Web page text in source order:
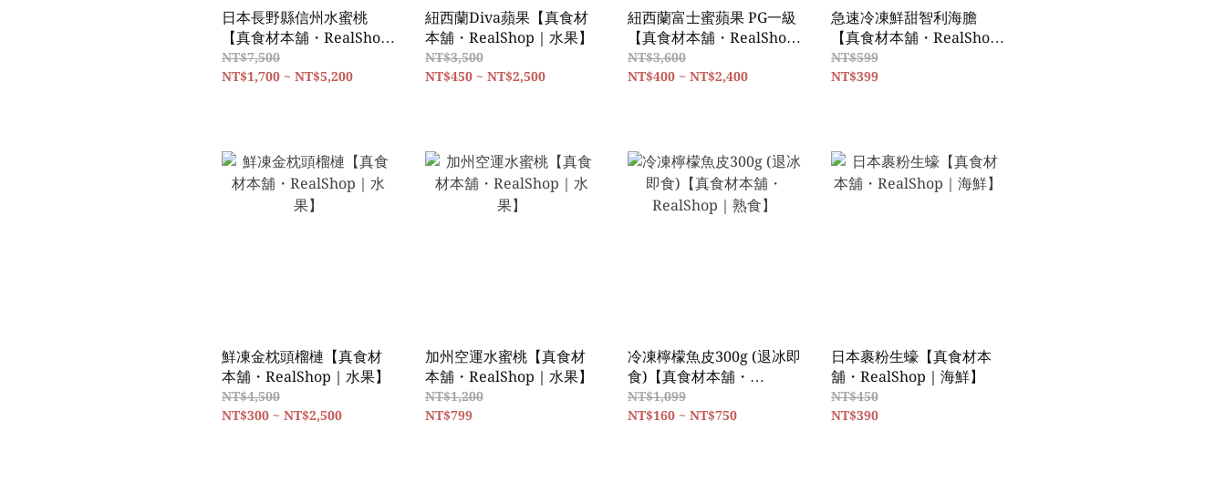
日本長野縣信州水蜜桃
【真食材本舖・RealShop
｜水果】
NT$7,500
NT$1,700 ~ NT$5,200
紐西蘭Diva蘋果【真食材
本舖・RealShop｜水果】
NT$3,500
NT$450 ~ NT$2,500
紐西蘭富士蜜蘋果 PG一級
【真食材本舖・RealShop
｜水果】
NT$3,600
NT$400 ~ NT$2,400
急速冷凍鮮甜智利海膽
【真食材本舖・RealShop
｜海鮮｜每月一物】
NT$599
NT$399
鮮凍金枕頭榴槤【真食材
本舖・RealShop｜水果】
NT$4,500
NT$300 ~ NT$2,500
加州空運水蜜桃【真食材
本舖・RealShop｜水果】
NT$1,200
NT$799
冷凍檸檬魚皮300g (退冰即
食)【真食材本舖・
RealShop｜熟食】
NT$1,099
NT$160 ~ NT$750
日本裹粉生蠔【真食材本
舖・RealShop｜海鮮】
NT$450
NT$390